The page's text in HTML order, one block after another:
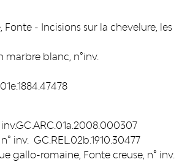
- Incisions sur la chevelure, les
marbre blanc, n°inv.
inv. GC.REL.02b.1910.30477
gallo-romaine, Fonte creuse, n° inv.